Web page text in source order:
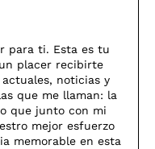
para ti. Esta es tu
placer recibirte
noticias y
que me llaman: la
que junto con mi
mejor esfuerzo
memorable en esta